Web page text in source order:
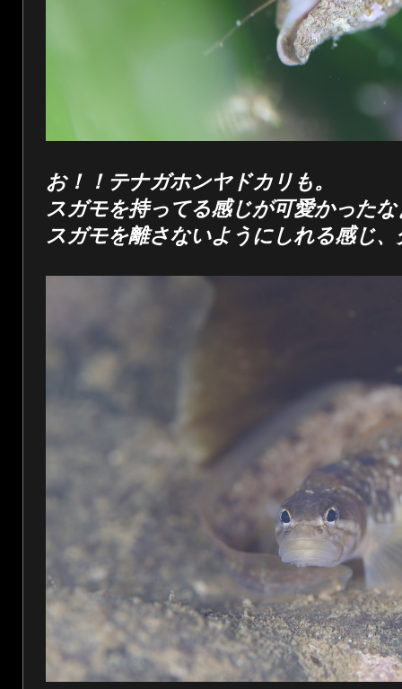
お！！テナガホンヤドカリも。
スガモを持ってる感じが可愛かったな
スガモを離さないようにしれる感じ